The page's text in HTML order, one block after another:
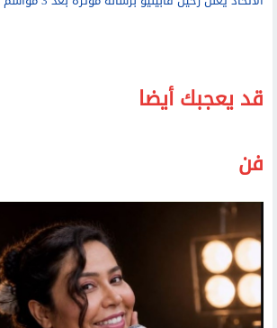
الاتحاد يعلن رحيل فابينيو برسالة مؤثرة بعد 3 مواسم
قد يعجبك أيضا
فن